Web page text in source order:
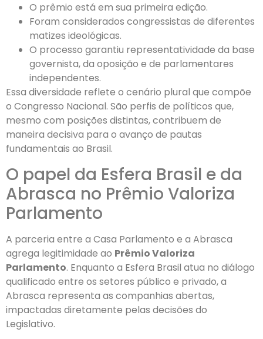
O prêmio está em sua primeira edição.
Foram considerados congressistas de diferentes
matizes ideológicas.
O processo garantiu representatividade da base
governista, da oposição e de parlamentares
independentes.
Essa diversidade reflete o cenário plural que compõe
o Congresso Nacional. São perfis de políticos que,
mesmo com posições distintas, contribuem de
maneira decisiva para o avanço de pautas
fundamentais ao Brasil.
O papel da Esfera Brasil e da
Abrasca no Prêmio Valoriza
Parlamento
A parceria entre a Casa Parlamento e a Abrasca
agrega legitimidade ao Prêmio Valoriza
Parlamento. Enquanto a Esfera Brasil atua no diálogo
qualificado entre os setores público e privado, a
Abrasca representa as companhias abertas,
impactadas diretamente pelas decisões do
Legislativo.